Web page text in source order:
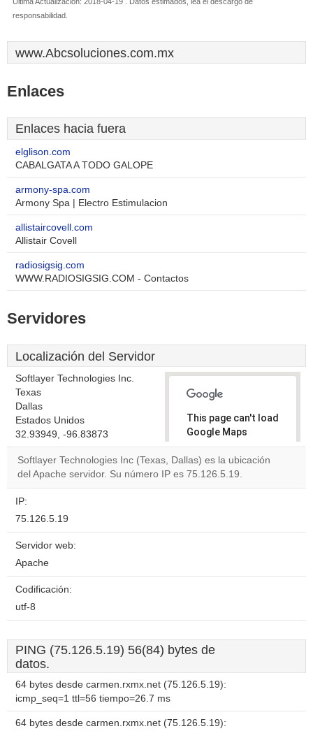
responsabilidad.
www.Abcsoluciones.com.mx
Enlaces
Enlaces hacia fuera
elglison.com
CABALGATA A TODO GALOPE
armony-spa.com
Armony Spa | Electro Estimulacion
allistaircovell.com
Allistair Covell
radiosigsig.com
WWW.RADIOSIGSIG.COM - Contactos
Servidores
Localización del Servidor
Softlayer Technologies Inc.
Texas
Dallas
Estados Unidos
32.93949, -96.83873
This page can't load
Google Maps
correctly.
Do you
own this
OK
Softlayer Technologies Inc (Texas, Dallas) es la ubicación
del Apache servidor. Su número IP es 75.126.5.19.
IP:
75.126.5.19
Servidor web:
Apache
Codificación:
utf-8
PING (75.126.5.19) 56(84) bytes de
datos.
64 bytes desde carmen.rxmx.net (75.126.5.19):
icmp_seq=1 ttl=56 tiempo=26.7 ms
64 bytes desde carmen.rxmx.net (75.126.5.19):